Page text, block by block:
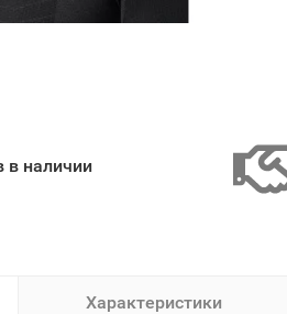
в наличии
Характеристики